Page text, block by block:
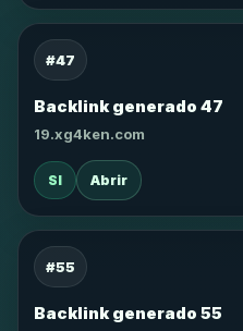
#47
Backlink generado 47
19.xg4ken.com
SI Abrir
#55
Backlink generado 55